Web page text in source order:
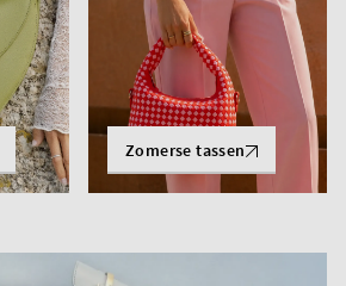
Zomerse tassen